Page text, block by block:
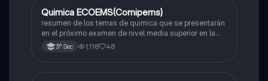
Química
Quimica ECOEMS(Comipems)
resumen de los temas de quimica que se presentarán
en el próximo examen de nivel media superior en la
zona metropolitana de el valle de México
3º Sec 1,118 48